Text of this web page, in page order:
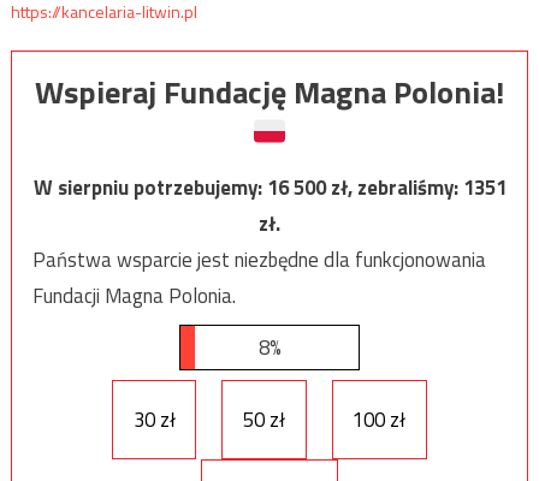
https://kancelaria-litwin.pl
Wspieraj Fundację Magna Polonia!
W sierpniu potrzebujemy:16 500zł, zebraliśmy:1351
zł.
Państwa wsparcie jest niezbędne dla funkcjonowania
Fundacji Magna Polonia.
8%
30 zł 50 zł 100 zł